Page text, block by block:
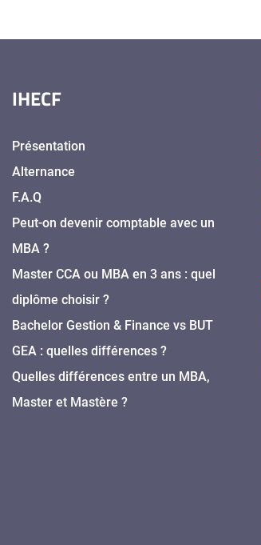
IHECF
Présentation
Alternance
F.A.Q
Peut-on devenir comptable avec un
MBA ?
Master CCA ou MBA en 3 ans : quel
diplôme choisir ?
Bachelor Gestion & Finance vs BUT
GEA : quelles différences ?
Quelles différences entre un MBA,
Master et Mastère ?